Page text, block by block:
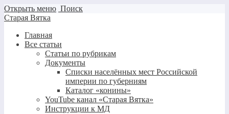
Открыть меню Поиск
Старая Вятка
Главная
Все статьи
Статьи по рубрикам
Документы
Списки населённых мест Российской
империи по губерниям
Каталог «конины»
YouTube канал «Старая Вятка»
Инструкции к МД